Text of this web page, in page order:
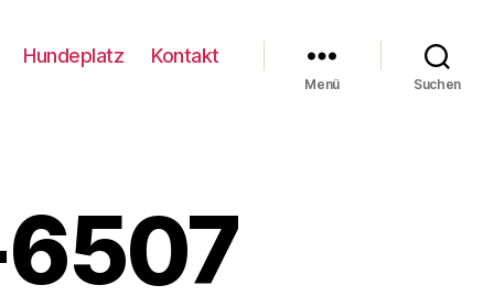
Hundeplatz Kontakt
Menü Suchen